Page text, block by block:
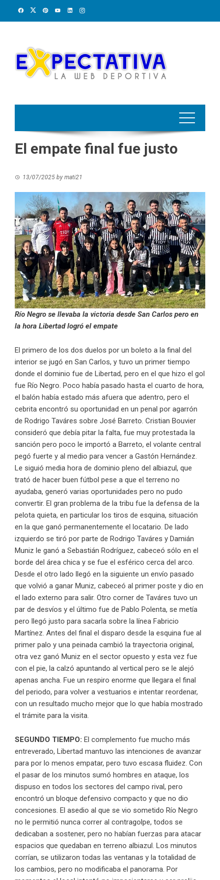
El empate final fue justo
13/07/2025 by mati21
Río Negro se llevaba la victoria desde San Carlos pero en
la hora Libertad logró el empate
El primero de los dos duelos por un boleto a la final del
interior se jugó en San Carlos, y tuvo un primer tiempo
donde el dominio fue de Libertad, pero en el que hizo el gol
fue Río Negro. Poco había pasado hasta el cuarto de hora,
el balón había estado más afuera que adentro, pero el
cebrita encontró su oportunidad en un penal por agarrón
de Rodrigo Taváres sobre José Barreto. Cristian Bouvier
consideró que debía pitar la falta, fue muy protestada la
sanción pero poco le importó a Barreto, el volante central
pegó fuerte y al medio para vencer a Gastón Hernández.
Le siguió media hora de dominio pleno del albiazul, que
trató de hacer buen fútbol pese a que el terreno no
ayudaba, generó varias oportunidades pero no pudo
convertir. El gran problema de la tribu fue la defensa de la
pelota quieta, en particular los tiros de esquina, situación
en la que ganó permanentemente el locatario. De lado
izquierdo se tiró por parte de Rodrigo Taváres y Damián
Muniz le ganó a Sebastián Rodríguez, cabeceó sólo en el
borde del área chica y se fue el esférico cerca del arco.
Desde el otro lado llegó en la siguiente un envío pasado
que volvió a ganar Muniz, cabeceó al primer poste y dio en
el lado externo para salir. Otro corner de Taváres tuvo un
par de desvíos y el último fue de Pablo Polenta, se metía
pero llegó justo para sacarla sobre la línea Fabricio
Martínez. Antes del final el disparo desde la esquina fue al
primer palo y una peinada cambió la trayectoria original,
otra vez ganó Muniz en el sector opuesto y esta vez fue
con el pie, la calzó apuntando al vertical pero se le alejó
apenas ancha. Fue un respiro enorme que llegara el final
del periodo, para volver a vestuarios e intentar reordenar,
con un resultado mucho mejor que lo que había mostrado
el trámite para la visita.
SEGUNDO TIEMPO: El complemento fue mucho más
entreverado, Libertad mantuvo las intenciones de avanzar
para por lo menos empatar, pero tuvo escasa fluidez. Con
el pasar de los minutos sumó hombres en ataque, los
dispuso en todos los sectores del campo rival, pero
encontró un bloque defensivo compacto y que no dio
concesiones. El asedio al que se vio sometido Río Negro
no le permitió nunca correr al contragolpe, todos se
dedicaban a sostener, pero no habían fuerzas para atacar
espacios que quedaban en terreno albiazul. Los minutos
corrían, se utilizaron todas las ventanas y la totalidad de
los cambios, pero no modificaba el panorama. Por